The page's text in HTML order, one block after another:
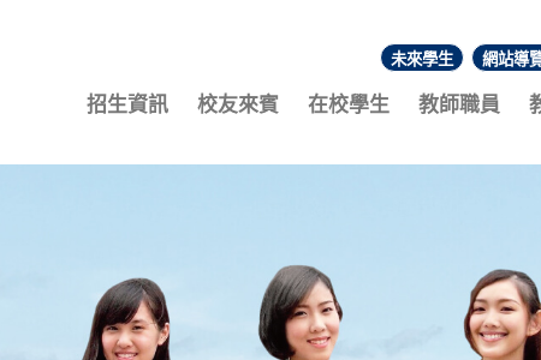
:::
未來學生 網站導
招生資訊 校友來賓 在校學生 教師職員